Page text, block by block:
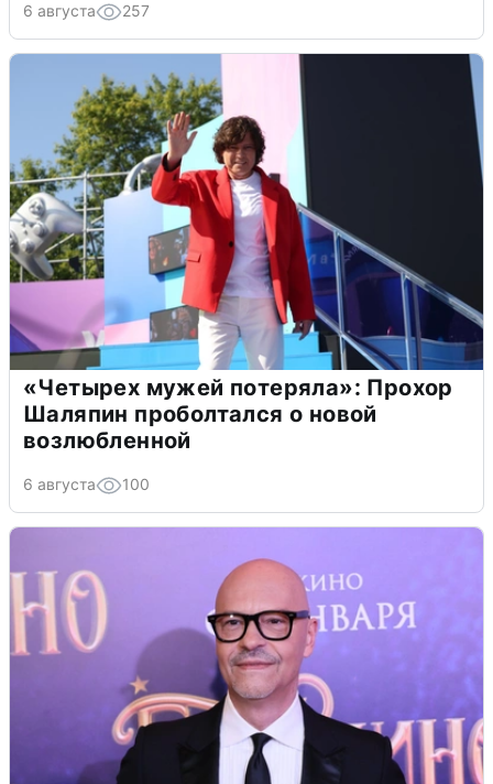
6 августа 257
«Четырех мужей потеряла»: Прохор
Шаляпин проболтался о новой
возлюбленной
6 августа 100